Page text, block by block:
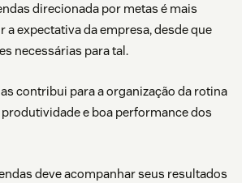
direcionada por metas é mais
a expectativa da empresa, desde que
necessárias para tal.
contribui para a organização da rotina
e boa performance dos
deve acompanhar seus resultados